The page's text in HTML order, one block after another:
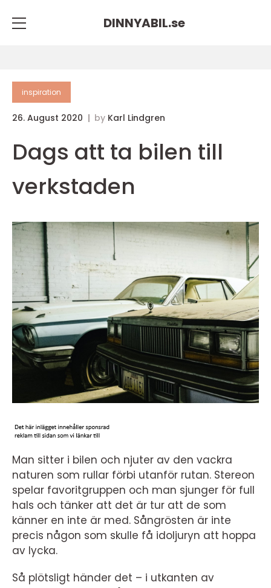
DINNYABIL.se
inspiration
26. August 2020 by Karl Lindgren
Dags att ta bilen till
verkstaden
Man sitter i bilen och njuter av den vackra
naturen som rullar förbi utanför rutan. Stereon
spelar favoritgruppen och man sjunger för full
hals och tänker att det är tur att de som
känner en inte är med. Sångrösten är inte
precis någon som skulle få idoljuryn att hoppa
av lycka.
Så plötsligt händer det – i utkanten av